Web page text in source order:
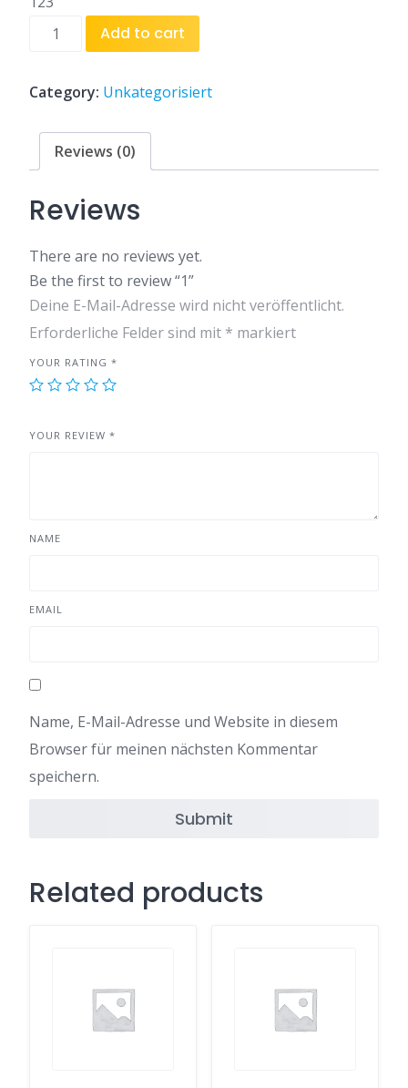
Add to cart
Category: Unkategorisiert
Reviews (0)
Reviews
There are no reviews yet.
Be the first to review “1”
Deine E-Mail-Adresse wird nicht veröffentlicht.
Erforderliche Felder sind mit * markiert
YOUR RATING *
YOUR REVIEW *
NAME
EMAIL
Name, E-Mail-Adresse und Website in diesem
Browser für meinen nächsten Kommentar
speichern.
Related products